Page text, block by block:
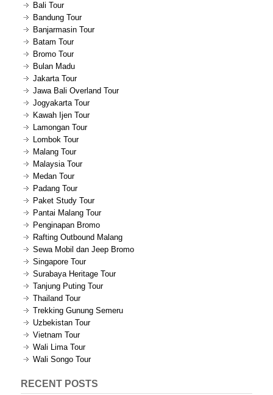
Bali Tour
Bandung Tour
Banjarmasin Tour
Batam Tour
Bromo Tour
Bulan Madu
Jakarta Tour
Jawa Bali Overland Tour
Jogyakarta Tour
Kawah Ijen Tour
Lamongan Tour
Lombok Tour
Malang Tour
Malaysia Tour
Medan Tour
Padang Tour
Paket Study Tour
Pantai Malang Tour
Penginapan Bromo
Rafting Outbound Malang
Sewa Mobil dan Jeep Bromo
Singapore Tour
Surabaya Heritage Tour
Tanjung Puting Tour
Thailand Tour
Trekking Gunung Semeru
Uzbekistan Tour
Vietnam Tour
Wali Lima Tour
Wali Songo Tour
RECENT POSTS